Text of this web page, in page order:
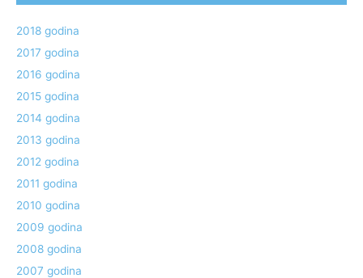
2018 godina
2017 godina
2016 godina
2015 godina
2014 godina
2013 godina
2012 godina
2011 godina
2010 godina
2009 godina
2008 godina
2007 godina